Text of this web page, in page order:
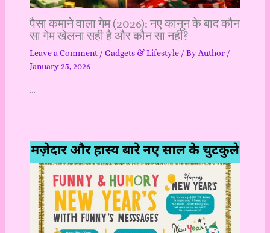
पैसा कमाने वाला गेम (2026): नए कानून के बाद कौन
सा गेम खेलना सही है और कौन सा नहीं?
Leave a Comment / Gadgets & Lifestyle/ By Author /
January 25, 2026
…